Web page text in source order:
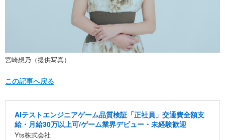
宮崎想乃（提供写真）
この記事へ戻る
AIテストエンジニアゲーム品質検証「正社員」交通費全額支
給・月給30万以上可/ゲーム業界デビュー・未経験歓迎
Yts株式会社